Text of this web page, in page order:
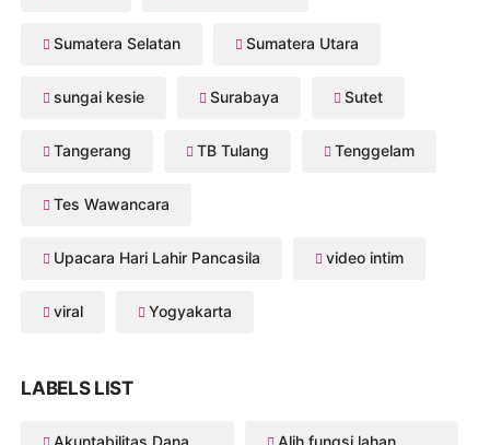
Sumatera Selatan Sumatera Utara
sungai kesie Surabaya Sutet
Tangerang TB Tulang Tenggelam
Tes Wawancara
Upacara Hari Lahir Pancasila video intim
viral Yogyakarta
LABELS LIST
Akuntabilitas Dana Desa Alih fungsi lahan